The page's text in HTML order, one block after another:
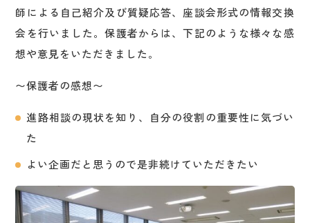
師による自己紹介及び質疑応答、座談会形式の情報交換
会を行いました。保護者からは、下記のような様々な感
想や意見をいただきました。
〜保護者の感想〜
進路相談の現状を知り、自分の役割の重要性に気づい
た
よい企画だと思うので是非続けていただきたい